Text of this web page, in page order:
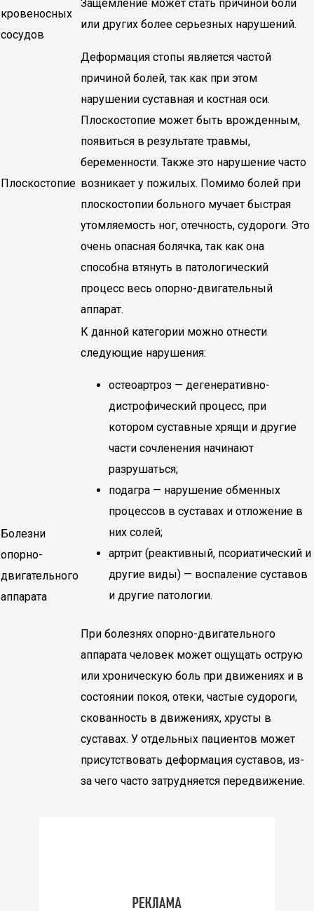
кровеносных
сосудов
Защемление может стать причиной боли
или других более серьезных нарушений.
Плоскостопие
Деформация стопы является частой
причиной болей, так как при этом
нарушении суставная и костная оси.
Плоскостопие может быть врожденным,
появиться в результате травмы,
беременности. Также это нарушение часто
возникает у пожилых. Помимо болей при
плоскостопии больного мучает быстрая
утомляемость ног, отечность, судороги. Это
очень опасная болячка, так как она
способна втянуть в патологический
процесс весь опорно-двигательный
аппарат.
Болезни
опорно-
двигательного
аппарата
К данной категории можно отнести
следующие нарушения:
остеоартроз — дегенеративно-
дистрофический процесс, при
котором суставные хрящи и другие
части сочленения начинают
разрушаться;
подагра — нарушение обменных
процессов в суставах и отложение в
них солей;
артрит (реактивный, псориатический и
другие виды) — воспаление суставов
и другие патологии.
При болезнях опорно-двигательного
аппарата человек может ощущать острую
или хроническую боль при движениях и в
состоянии покоя, отеки, частые судороги,
скованность в движениях, хрусты в
суставах. У отдельных пациентов может
присутствовать деформация суставов, из-
за чего часто затрудняется передвижение.